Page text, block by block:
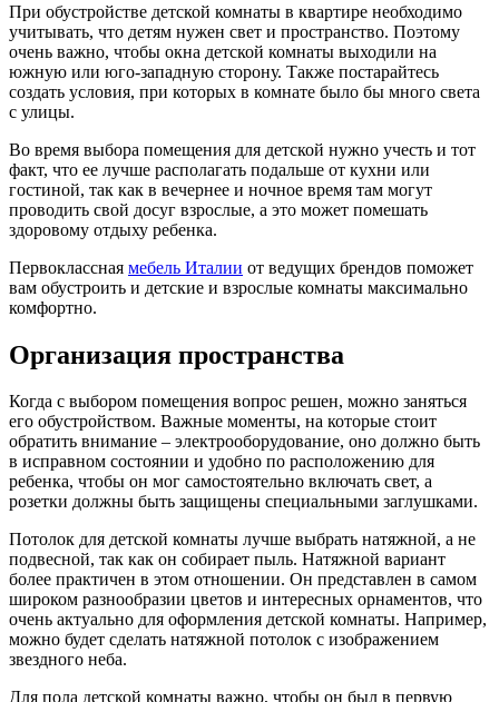
При обустройстве детской комнаты в квартире необходимо
учитывать, что детям нужен свет и пространство. Поэтому
очень важно, чтобы окна детской комнаты выходили на
южную или юго-западную сторону. Также постарайтесь
создать условия, при которых в комнате было бы много света
с улицы.
Во время выбора помещения для детской нужно учесть и тот
факт, что ее лучше располагать подальше от кухни или
гостиной, так как в вечернее и ночное время там могут
проводить свой досуг взрослые, а это может помешать
здоровому отдыху ребенка.
Первоклассная мебель Италии от ведущих брендов поможет
вам обустроить и детские и взрослые комнаты максимально
комфортно.
Организация пространства
Когда с выбором помещения вопрос решен, можно заняться
его обустройством. Важные моменты, на которые стоит
обратить внимание – электрооборудование, оно должно быть
в исправном состоянии и удобно по расположению для
ребенка, чтобы он мог самостоятельно включать свет, а
розетки должны быть защищены специальными заглушками.
Потолок для детской комнаты лучше выбрать натяжной, а не
подвесной, так как он собирает пыль. Натяжной вариант
более практичен в этом отношении. Он представлен в самом
широком разнообразии цветов и интересных орнаментов, что
очень актуально для оформления детской комнаты. Например,
можно будет сделать натяжной потолок с изображением
звездного неба.
Для пола детской комнаты важно, чтобы он был в первую